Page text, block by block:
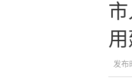
发布